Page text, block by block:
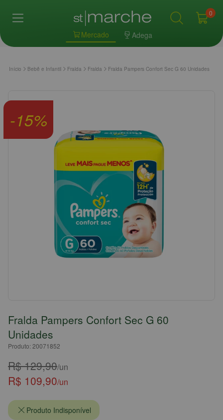
Mercado Adega
0
Início Bebê e Infantil Fralda Fralda Fralda Pampers Confort Sec G 60 Unidades
-15%
Fralda Pampers Confort Sec G 60
Unidades
Produto: 20071852
R$ 129,90/un
R$ 109,90/un
Produto Indisponível